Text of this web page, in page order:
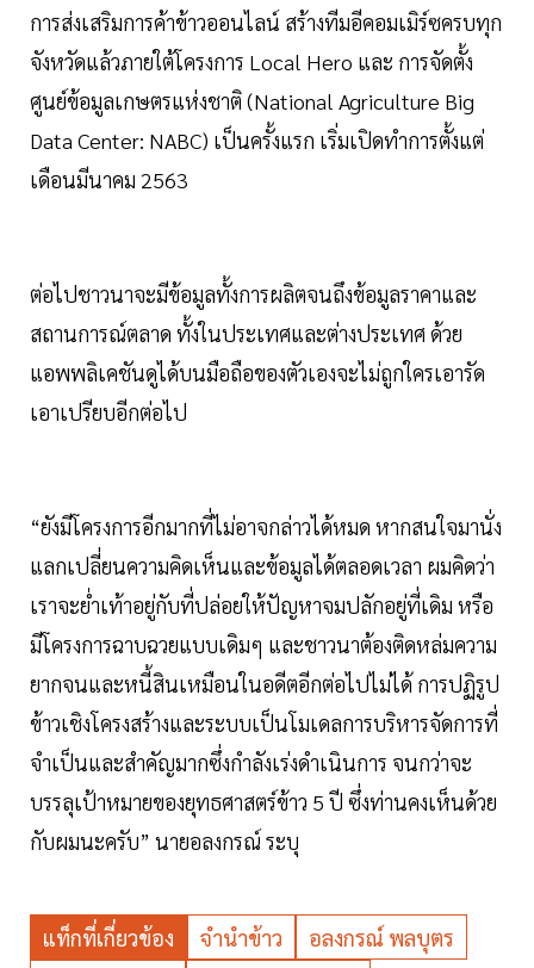
การส่งเสริมการค้าข้าวออนไลน์ สร้างทีมอีคอมเมิร์ซครบทุก
จังหวัดแล้วภายใต้โครงการ Local Hero และ การจัดตั้ง
ศูนย์ข้อมูลเกษตรแห่งชาติ (National Agriculture Big
Data Center: NABC) เป็นครั้งแรก เริ่มเปิดทำการตั้งแต่
เดือนมีนาคม 2563
ต่อไปชาวนาจะมีข้อมูลทั้งการผลิตจนถึงข้อมูลราคาและ
สถานการณ์ตลาด ทั้งในประเทศและต่างประเทศ ด้วย
แอพพลิเคชันดูได้บนมือถือของตัวเองจะไม่ถูกใครเอารัด
เอาเปรียบอีกต่อไป
“ยังมีโครงการอีกมากที่ไม่อาจกล่าวได้หมด หากสนใจมานั่ง
แลกเปลี่ยนความคิดเห็นและข้อมูลได้ตลอดเวลา ผมคิดว่า
เราจะย่ำเท้าอยู่กับที่ปล่อยให้ปัญหาจมปลักอยู่ที่เดิม หรือ
มีโครงการฉาบฉวยแบบเดิมๆ และชาวนาต้องติดหล่มความ
ยากจนและหนี้สินเหมือนในอดีตอีกต่อไปไม่ได้ การปฏิรูป
ข้าวเชิงโครงสร้างและระบบเป็นโมเดลการบริหารจัดการที่
จำเป็นและสำคัญมากซึ่งกำลังเร่งดำเนินการ จนกว่าจะ
บรรลุเป้าหมายของยุทธศาสตร์ข้าว 5 ปี ซึ่งท่านคงเห็นด้วย
กับผมนะครับ” นายอลงกรณ์ ระบุ
แท็กที่เกี่ยวข้อง จำนำข้าว
อลงกรณ์ พลบุตร